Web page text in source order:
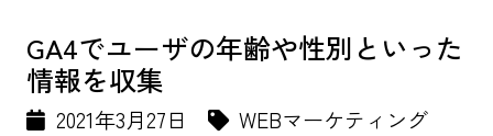
GA4でユーザの年齢や性別といった
情報を収集
2021年3月27日
WEBマーケティング